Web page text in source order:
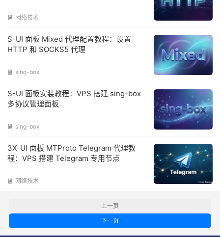
 网络技术
S-UI 面板 Mixed 代理配置教程：设置
HTTP 和 SOCKS5 代理
 sing-box
S-UI 面板安装教程：VPS 搭建 sing-box
多协议管理面板
 sing-box
3X-UI 面板 MTProto Telegram 代理教
程：VPS 搭建 Telegram 专用节点
 网络技术
上一页
下一页